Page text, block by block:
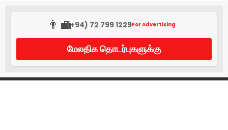
👨‍💼(+94) 72 799 1229For Advertising
மேலதிக தொடர்புகளுக்கு